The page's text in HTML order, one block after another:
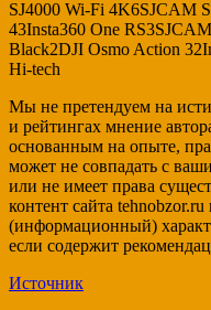
SJ4000 Wi-Fi 4K6SJCAM
43Insta360 One
Black2DJI Osmo Action
Hi-tech
Мы не претендуем на
и рейтингах мнение
основанным на опыте,
может не совпадать с
или не имеет права
контент сайта
(информационный)
если содержит
Источник